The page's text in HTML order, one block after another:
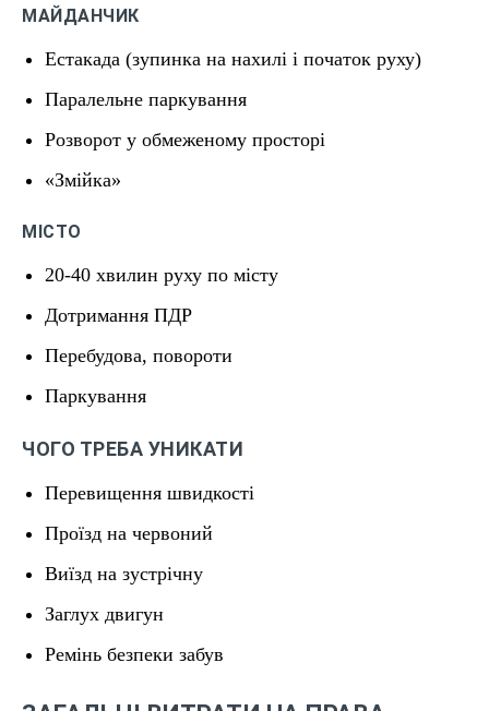
МАЙДАНЧИК
Естакада (зупинка на нахилі і початок руху)
Паралельне паркування
Розворот у обмеженому просторі
«Змійка»
МІСТО
20-40 хвилин руху по місту
Дотримання ПДР
Перебудова, повороти
Паркування
ЧОГО ТРЕБА УНИКАТИ
Перевищення швидкості
Проїзд на червоний
Виїзд на зустрічну
Заглух двигун
Ремінь безпеки забув